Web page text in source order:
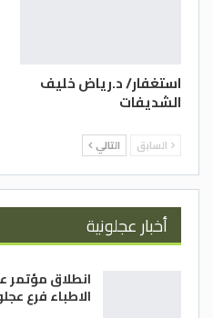
استغفار/ د.رياض خليف
الشديفات
السابق التالي
أخبار عجلونية
انطلاق مؤتمر
الاطباء فرع